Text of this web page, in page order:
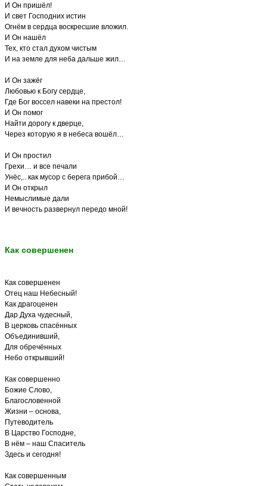
И Он пришёл!
И свет Господних истин
Огнём в сердца воскресшие вложил.
И Он нашёл
Тех, кто стал духом чистым
И на земле для неба дальше жил…
И Он зажёг
Любовью к Богу сердце,
Где Бог воссел навеки на престол!
И Он помог
Найти дорогу к дверце,
Через которую я в небеса вошёл…
И Он простил
Грехи… и все печали
Унёс,.. как мусор с берега прибой…
И Он открыл
Немыслимые дали
И вечность развернул передо мной!
Как совершенен
Как совершенен
Отец наш Небесный!
Как драгоценен
Дар Духа чудесный,
В церковь спасённых
Объединивший,
Для обречённых
Небо открывший!
Как совершенно
Божие Слово,
Благословенной
Жизни – основа,
Путеводитель
В Царство Господне,
В нём – наш Спаситель
Здесь и сегодня!
Как совершенным